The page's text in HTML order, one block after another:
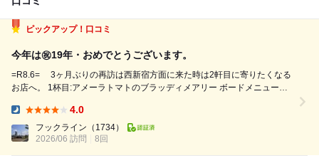
ピックアップ！口コミ
今年は㊗️19年・おめでとうございます。
=R8.6= 3ヶ月ぶりの再訪は西新宿方面に来た時は2軒目に寄りたくなる
お店へ。 1杯目:アメーラトマトのブラッディメアリー ボードメニューに
2杯目:ソルティドッグ 本日はピンクグレープフルーツにて 今年は19周
年...
4.0
フックライン （1734）
2026/06 訪問
8回